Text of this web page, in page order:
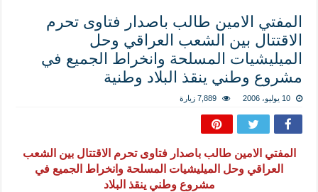
علاقات المذاهب والأديان لا يجوز أن تكون على حساب الأوطان
لن تحمينا مذاهبنا ولا طوائفنا ولا أحزابنا ولا جماعاتنا، بل الإنصهار الوطني والدولة
المذاهب ليست قدرًا لا يمكن تجاوزه
ليست المنفعة تأتي من إسلامية النّظام كما لا تأتي المضرة من مسيحية النظام
نسج العلاقة مع الآخر تكون من خلال منظومة القيم و المبادئ الانسانية التي تجعل
المفتي الامين طالب باصدار فتاوى تحرم
الاقتتال بين الشعب العراقي وحل
الميليشيات المسلحة وانخراط الجميع في
مشروع وطني ينقذ البلاد وطنية
10 يوليو، 2006 7,889 زيارة
المفتي الامين طالب باصدار فتاوى تحرم الاقتتال بين الشعب
العراقي وحل الميليشيات المسلحة وانخراط الجميع في
مشروع وطني ينقذ البلاد